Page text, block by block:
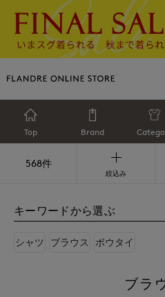
Top Brand
568件
絞込み
キーワードから選ぶ
シャツ ブラウス ボウタイ
ブラ